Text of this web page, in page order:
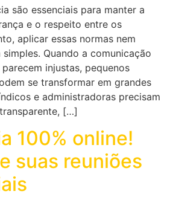
são essenciais para manter a
e o respeito entre os
aplicar essas normas nem
Quando a comunicação
injustas, pequenos
se transformar em grandes
e administradoras precisam
[…]
100% online!
suas reuniões